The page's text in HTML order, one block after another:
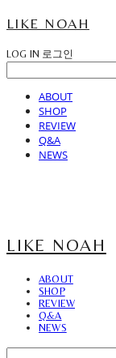
LIKE NOAH
LOG IN 로그인
ABOUT
SHOP
REVIEW
Q&A
NEWS
LIKE NOAH
ABOUT
SHOP
REVIEW
Q&A
NEWS